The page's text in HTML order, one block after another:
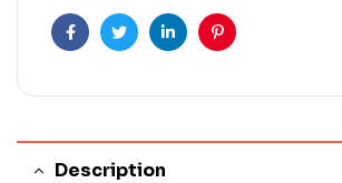
FacebookTwitterLinkedInPinterest
Description